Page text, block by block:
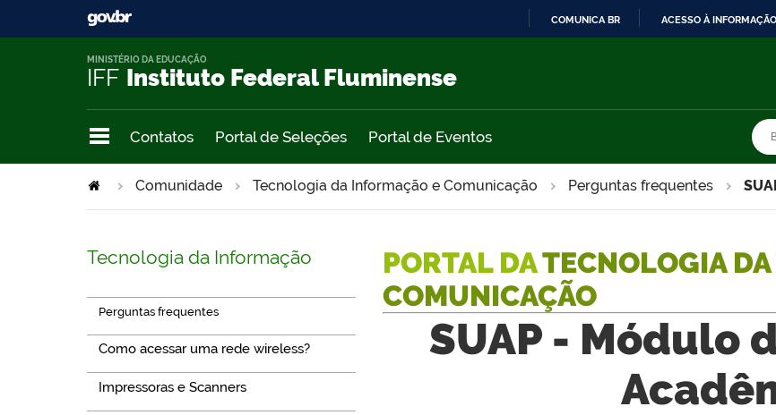
COMUNICA BR ACESSO À INFORMAÇÃO
IFF Instituto Federal Fluminense
MINISTÉRIO DA EDUCAÇÃO
Contatos Portal de Seleções Portal de Eventos
Comunidade Tecnologia da Informação e Comunicação Perguntas frequentes
Tecnologia da Informação
Perguntas frequentes
Como acessar uma rede wireless?
Impressoras e Scanners
PORTAL DATECNOLOGIA
COMUNICAÇÃO
SUAP - Módulo